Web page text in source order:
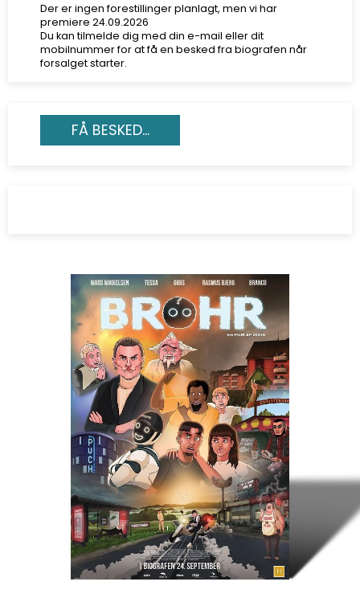
Der er ingen forestillinger planlagt, men vi har
premiere 24.09.2026
Du kan tilmelde dig med din e-mail eller dit
mobilnummer for at få en besked fra biografen når
forsalget starter.
FÅ BESKED...